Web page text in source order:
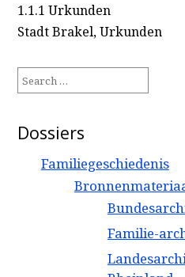
1.1.1 Urkunden
Stadt Brakel, Urkunden
for:
Dossiers
Familiegeschiedenis
Familie-